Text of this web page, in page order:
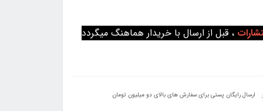
، قبل از ارسال با خریدار هماهنگ میگردد
ارسال رایگان پستی برای سفارش های بالای دو میلیون تومان